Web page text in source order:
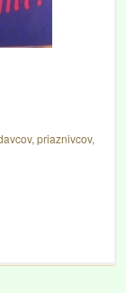
priaznivcov,